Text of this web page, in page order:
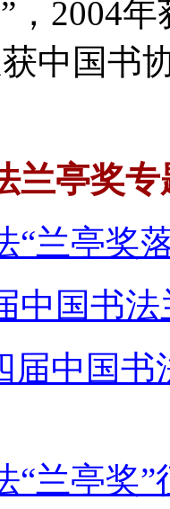
，2004
中国书
兰亭奖专
“兰亭奖
中国书
届中国
“兰亭奖”